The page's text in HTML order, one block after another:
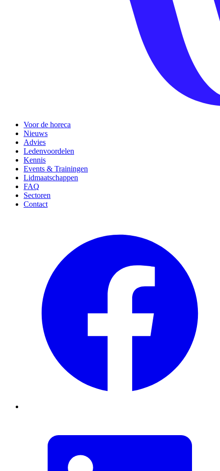
Voor de horeca
Nieuws
Advies
Ledenvoordelen
Kennis
Events & Trainingen
Lidmaatschappen
FAQ
Sectoren
Contact